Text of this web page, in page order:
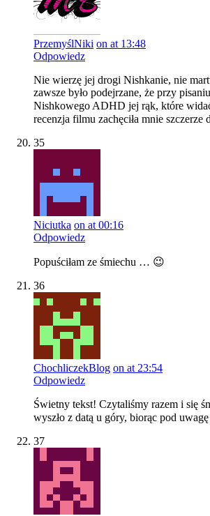
PrzemyślNiki on at 13:48
Odpowiedz
Nie wierzę jej drogi Nishkanie, nie
zawsze było podejrzane, że przy
Nishkowego ADHD jej rąk, które
recenzja filmu zachęciła mnie szczerze
35
Niciutka on at 00:16
Odpowiedz
Popuściłam ze śmiechu … 😉
36
ChochliczekBlog on at 23:54
Odpowiedz
Świetny tekst! Czytaliśmy razem i się
wyszło z datą u góry, biorąc pod
37